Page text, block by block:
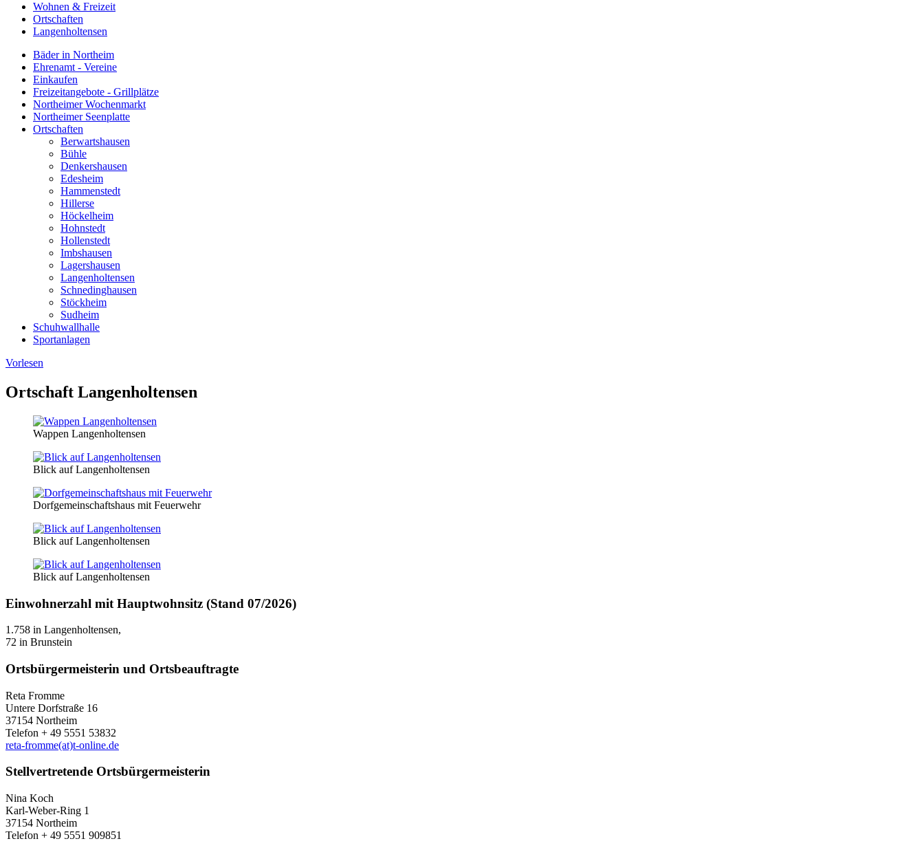
Wohnen & Freizeit
Ortschaften
Langenholtensen
Bäder in Northeim
Ehrenamt - Vereine
Einkaufen
Freizeitangebote - Grillplätze
Northeimer Wochenmarkt
Northeimer Seenplatte
Ortschaften
Berwartshausen
Bühle
Denkershausen
Edesheim
Hammenstedt
Hillerse
Höckelheim
Hohnstedt
Hollenstedt
Imbshausen
Lagershausen
Langenholtensen
Schnedinghausen
Stöckheim
Sudheim
Schuhwallhalle
Sportanlagen
Vorlesen
Ortschaft Langenholtensen
Wappen Langenholtensen
Blick auf Langenholtensen
Dorfgemeinschaftshaus mit Feuerwehr
Blick auf Langenholtensen
Blick auf Langenholtensen
Einwohnerzahl mit Hauptwohnsitz (Stand 07/2026)
1.758 in Langenholtensen,
72 in Brunstein
Ortsbürgermeisterin und Ortsbeauftragte
Reta Fromme
Untere Dorfstraße 16
37154 Northeim
Telefon + 49 5551 53832
reta-fromme(at)t-online.de
Stellvertretende Ortsbürgermeisterin
Nina Koch
Karl-Weber-Ring 1
37154 Northeim
Telefon + 49 5551 909851